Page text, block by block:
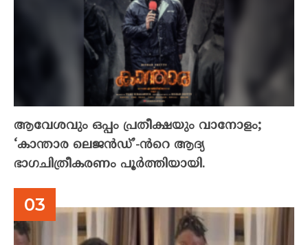
ആവേശവും ഒപ്പം പ്രതീക്ഷയും വാനോളം;
‘കാന്താര ലെജൻഡ്’-ൻറെ ആദ്യ
ഭാഗചിത്രീകരണം പൂർത്തിയായി.